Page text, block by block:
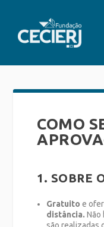
COMO
1. SOBRE
Gratuito e
distância. Não
são realizadas